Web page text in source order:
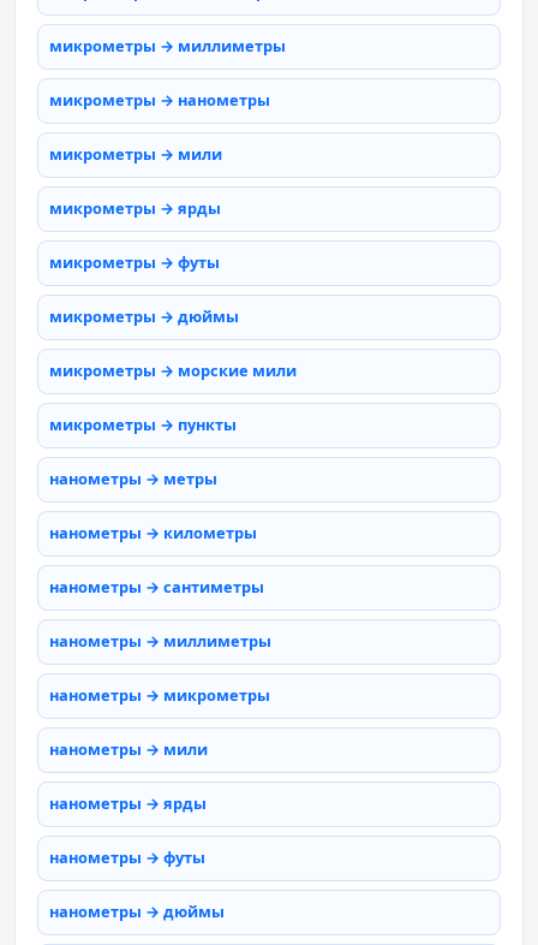
микрометры → миллиметры
микрометры → нанометры
микрометры → мили
микрометры → ярды
микрометры → футы
микрометры → дюймы
микрометры → морские мили
микрометры → пункты
нанометры → метры
нанометры → километры
нанометры → сантиметры
нанометры → миллиметры
нанометры → микрометры
нанометры → мили
нанометры → ярды
нанометры → футы
нанометры → дюймы